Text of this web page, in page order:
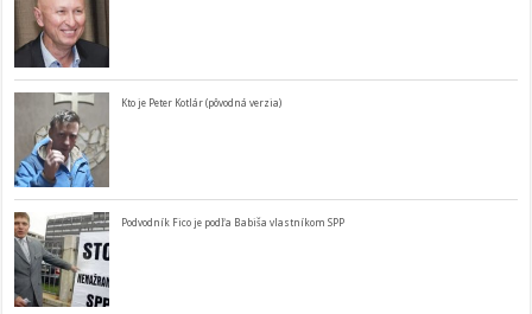
Kto je Peter Kotlár (pôvodná verzia)
Podvodník Fico je podľa Babiša vlastníkom SPP